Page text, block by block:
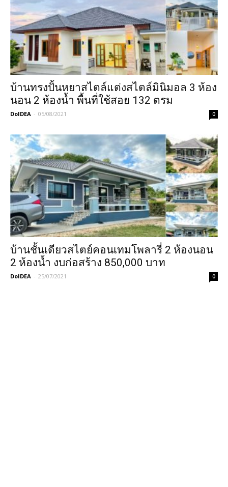
บ้านทรงปั้นหยาสไตล์แต่งสไตล์มินิมอล 3 ห้อง
นอน 2 ห้องน้ำ พื้นที่ใช้สอย 132 ตรม
DoIDEA - 05/08/2021 0
บ้านชั้นเดียวสไตย์คอนเทมโพลารี่ 2 ห้องนอน
2 ห้องน้ำ งบก่อสร้าง 850,000 บาท
DoIDEA - 25/07/2021 0